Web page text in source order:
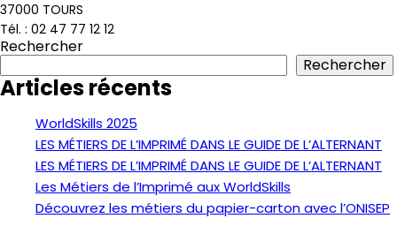
37000 TOURS
Tél. : 02 47 77 12 12
Rechercher
Rechercher
Articles récents
WorldSkills 2025
LES MÉTIERS DE L’IMPRIMÉ DANS LE GUIDE DE L’ALTERNANT
LES MÉTIERS DE L’IMPRIMÉ DANS LE GUIDE DE L’ALTERNANT
Les Métiers de l’Imprimé aux WorldSkills
Découvrez les métiers du papier-carton avec l’ONISEP